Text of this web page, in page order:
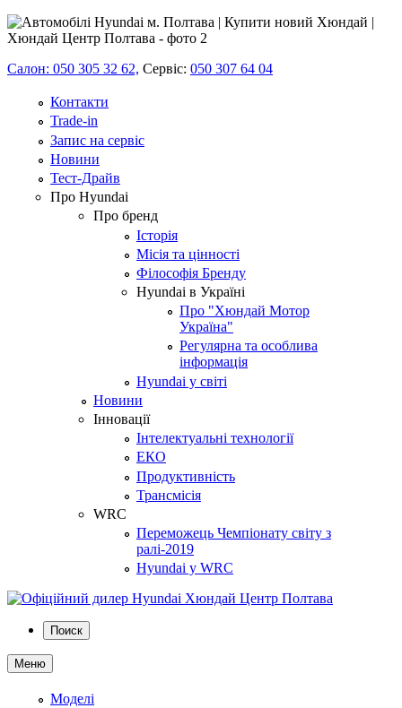
Салон: 050 305 32 62, Сервіс: 050 307 64 04
Контакти
Trade-in
Запис на сервіс
Новини
Тест-Драйв
Про Hyundai
Про бренд
Історія
Місія та цінності
Філософія Бренду
Hyundai в Україні
Про "Хюндай Мотор
Україна"
Регулярна та особлива
інформація
Hyundai у світі
Новини
Інновації
Інтелектуальні технології
ЕКО
Продуктивність
Трансмісія
WRC
Переможець Чемпіонату світу з
ралі-2019
Hyundai у WRC
Поиск
Меню
Моделі